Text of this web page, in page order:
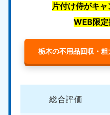
片付け侍がキャ
WEB限
栃木の不用品回収・
総合評価